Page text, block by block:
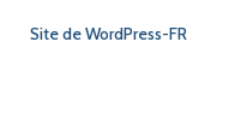
Site de WordPress-FR